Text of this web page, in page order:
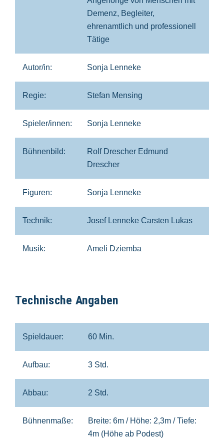
Demenz, Begleiter,
ehrenamtlich und professionell
Tätige
Autor/in: Sonja Lenneke
Regie: Stefan Mensing
Spieler/innen: Sonja Lenneke
Bühnenbild:
Rolf Drescher Edmund
Drescher
Figuren: Sonja Lenneke
Technik: Josef Lenneke Carsten Lukas
Musik: Ameli Dziemba
Technische Angaben
Spieldauer: 60 Min.
Aufbau: 3 Std.
Abbau: 2 Std.
Bühnenmaße:
Breite: 6m / Höhe: 2,3m / Tiefe:
4m (Höhe ab Podest)